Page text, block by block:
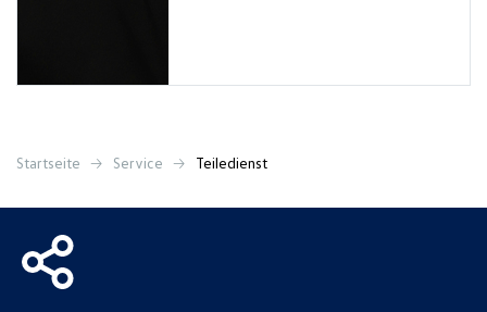
Startseite Service Teiledienst